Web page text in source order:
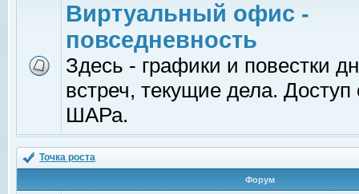
Виртуальный офис -
повседневность
Здесь - графики и повестки
встреч, текущие дела.
ШАРа.
Точка роста
Форум